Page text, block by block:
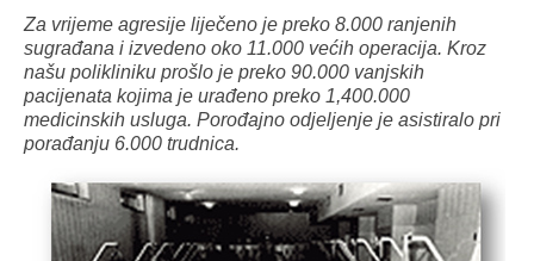
Za vrijeme agresije liječeno je preko 8.000 ranjenih
sugrađana i izvedeno oko 11.000 većih operacija. Kroz
našu polikliniku prošlo je preko 90.000 vanjskih
pacijenata kojima je urađeno preko 1,400.000
medicinskih usluga. Porođajno odjeljenje je asistiralo pri
porađanju 6.000 trudnica.